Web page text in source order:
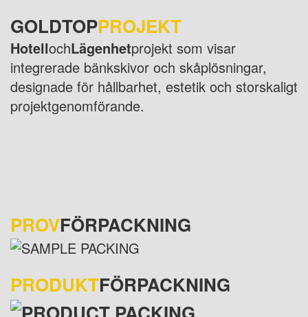
GOLDTOPPROJEKT
HotellochLägenhetprojekt som visar
integrerade bänkskivor och skåplösningar,
designade för hållbarhet, estetik och storskaligt
projektgenomförande.
PROVFÖRPACKNING
PRODUKTFÖRPACKNING